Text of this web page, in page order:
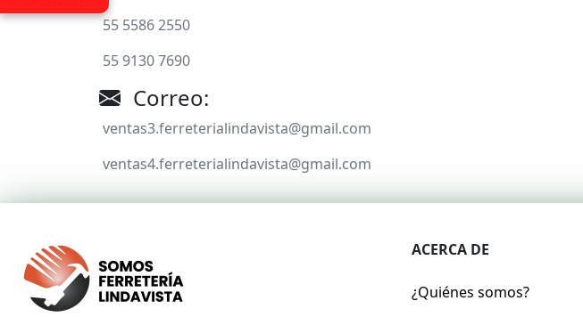
55 5586 2550
55 9130 7690
Correo:
ventas3.ferreterialindavista@gmail.com
ventas4.ferreterialindavista@gmail.com
ACERCA DE
¿Quiénes somos?